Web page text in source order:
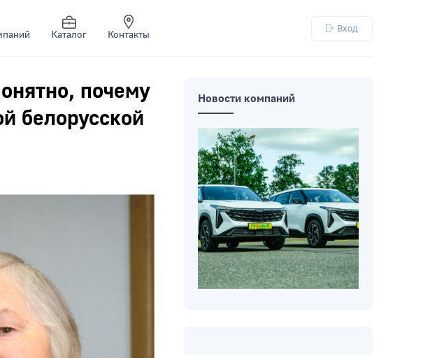
Каталог Контакты
Вход
почему
белорусской
Новости компаний